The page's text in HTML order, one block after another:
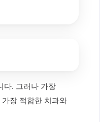
다. 그러나 가장
장 적합한 치과와